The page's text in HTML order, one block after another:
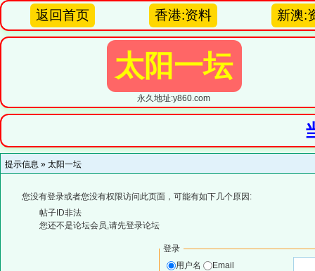
返回首页 香港:资料 新澳:
太阳一坛
永久地址:y860.com
提示信息 » 太阳一坛
您没有登录或者您没有权限访问此页面，可能有如下几个原因:
帖子ID非法
您还不是论坛会员,请先登录论坛
登录
用户名
Email